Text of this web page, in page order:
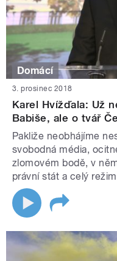
Domácí
3. prosinec 2018
Karel Hvížďala: Už
Babiše, ale o tvář
Pakliže neobhájíme
svobodná média,
zlomovém bodě, v
právní stát a celý